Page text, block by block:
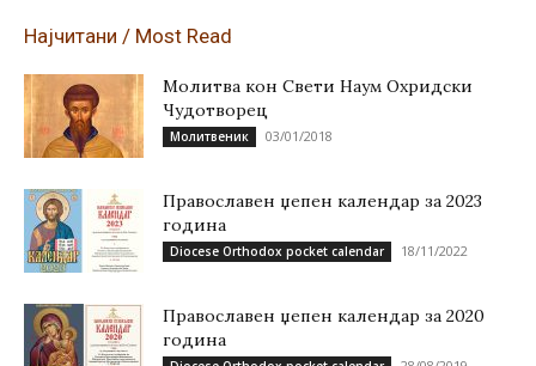
Најчитани / Most Read
Молитва кон Свети Наум Охридски
Чудотворец
Молитвеник 03/01/2018
Православен џепен календар за 2023
година
Diocese Orthodox pocket calendar 18/11/2022
Православен џепен календар за 2020
година